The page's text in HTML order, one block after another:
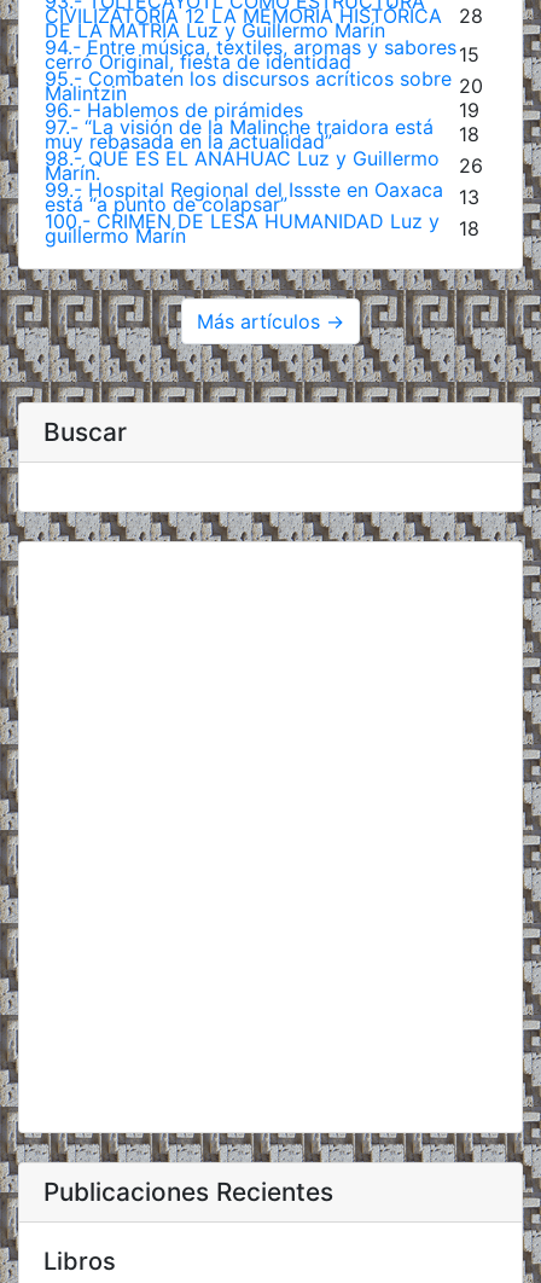
CIVILIZATORIA 12 LA MEMORIA HISTÓRICA
DE LA MATRIA Luz y Guillermo Marín
28
94.- Entre música, textiles, aromas y sabores
cerró Original, fiesta de identidad
15
95.- Combaten los discursos acríticos sobre
Malintzin
20
96.- Hablemos de pirámides
19
97.- “La visión de la Malinche traidora está
muy rebasada en la actualidad”
18
98.- QUÉ ES EL ANÁHUAC Luz y Guillermo
Marín.
26
99.- Hospital Regional del Issste en Oaxaca
está “a punto de colapsar”
13
100.- CRIMEN DE LESA HUMANIDAD Luz y
guillermo Marín 18
Más artículos →
Buscar
Publicaciones Recientes
Libros